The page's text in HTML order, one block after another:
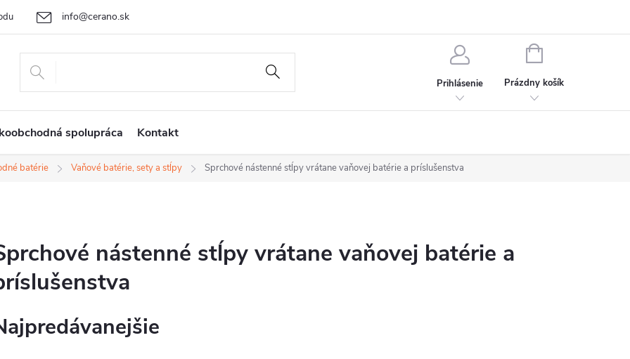
+421 232 195 445
info@cerano.sk
Cenová ponuka na mieru
Prihlásenie
NÁKUPNÝ
Prázdny košík
spolupráca Kontakt
batérie Vaňové batérie, sety a stĺpy Sprchové nástenné stĺpy vrátane vaňovej batérie a príslušenstva
nástenné stĺpy vrátane vaňovej batérie a